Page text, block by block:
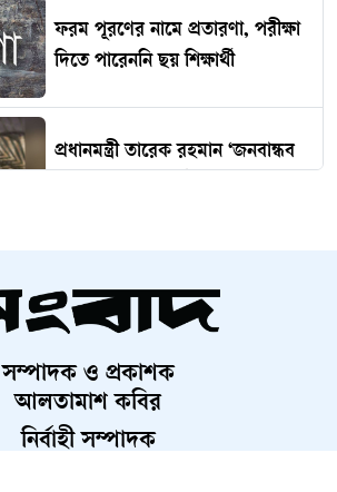
ফরম পূরণের নামে প্রতারণা, পরীক্ষা
দিতে পারেননি ছয় শিক্ষার্থী
প্রধানমন্ত্রী তারেক রহমান ‘জনবান্ধব
টাকার সম্পদের মালিক আরতি মার্ডি
বিরোধী দল আওয়ামী লীগের ভাষায়
কথা বলছে : মির্জা ফখরুল
সম্পাদক ও প্রকাশক
আলতামাশ কবির
নির্বাহী সম্পাদক